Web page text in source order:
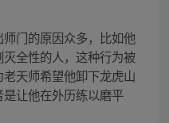
门的原因众多，比如他
全性的人，这种行为被
天师希望他卸下龙虎山
让他在外历练以磨平